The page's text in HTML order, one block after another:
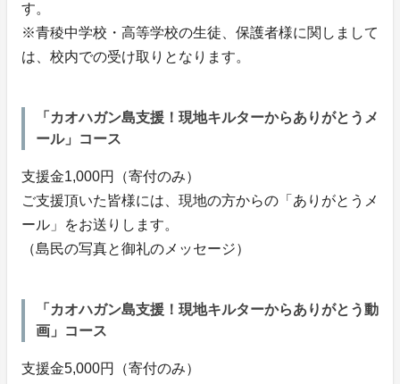
す。
※青稜中学校・高等学校の生徒、保護者様に関しまして
は、校内での受け取りとなります。
「カオハガン島⽀援！現地キルターからありがとうメ
ール」コース
⽀援⾦1,000円（寄付のみ）
ご⽀援頂いた皆様には、現地の⽅からの「ありがとうメ
ール」をお送りします。
（島⺠の写真と御礼のメッセージ）
「カオハガン島⽀援！現地キルターからありがとう動
画」コース
⽀援⾦5,000円（寄付のみ）